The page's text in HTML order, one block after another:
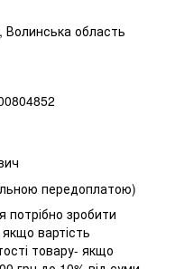
Волинська область
передоплатою)
зробити
вартість
товару- якщо